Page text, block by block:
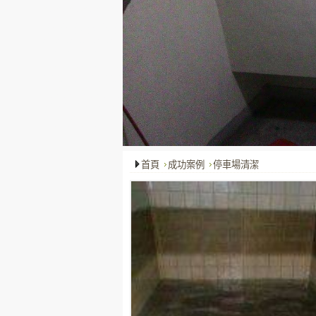
首頁 成功案例 停車場清潔